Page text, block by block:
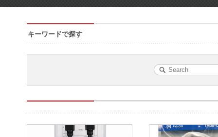
キーワードで探す